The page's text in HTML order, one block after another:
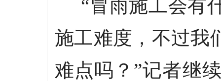
“冒雨施工会有
施工难度，不过我
难点吗？”记者继